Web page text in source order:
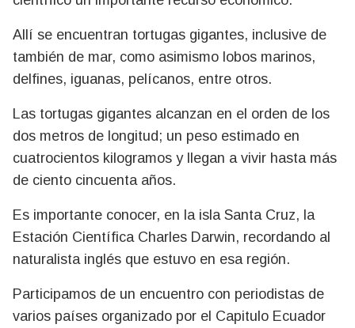
Allí se encuentran tortugas gigantes, inclusive de
también de mar, como asimismo lobos marinos,
delfines, iguanas, pelícanos, entre otros.
Las tortugas gigantes alcanzan en el orden de los
dos metros de longitud; un peso estimado en
cuatrocientos kilogramos y llegan a vivir hasta más
de ciento cincuenta años.
Es importante conocer, en la isla Santa Cruz, la
Estación Científica Charles Darwin, recordando al
naturalista inglés que estuvo en esa región.
Participamos de un encuentro con periodistas de
varios países organizado por el Capitulo Ecuador